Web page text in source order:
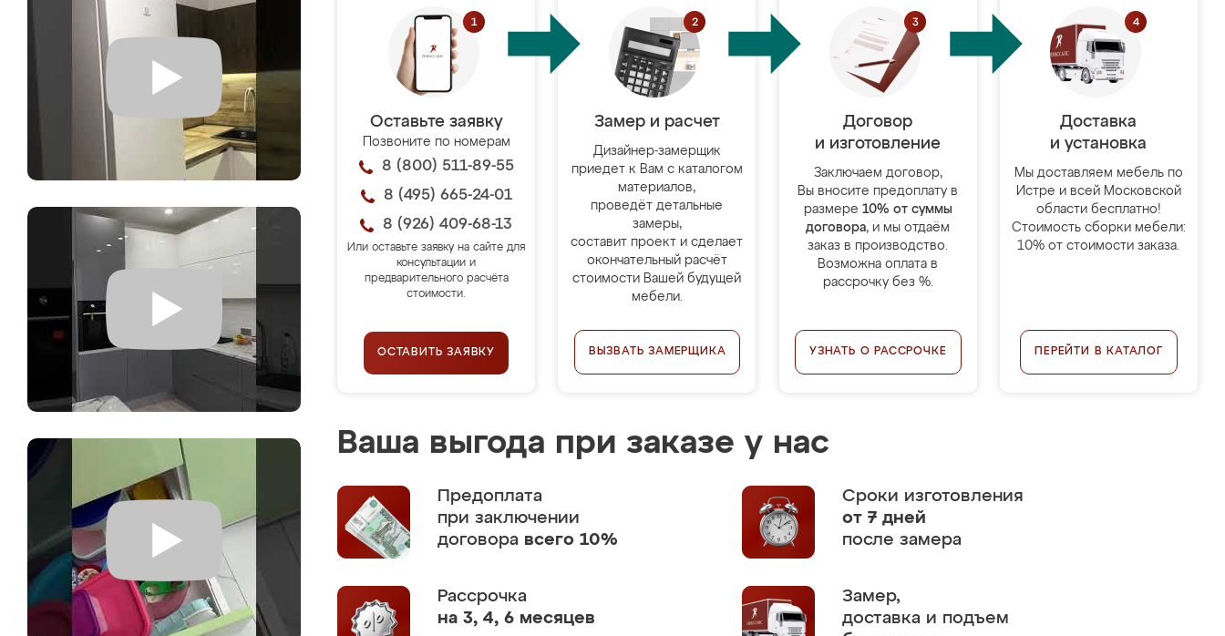
Оставьте заявку
Позвоните по номерам
8 (800) 511-89-55
8 (495) 665-24-01
8 (926) 409-68-13
Или оставьте заявку на сайте для
консультации и
предварительного расчёта
стоимости.
ОСТАВИТЬ ЗАЯВКУ
Замер и расчет
Дизайнер-замерщик
приедет к Вам с каталогом
материалов,
проведёт детальные
замеры,
составит проект и сделает
окончательный расчёт
стоимости Вашей будущей
мебели.
ВЫЗВАТЬ ЗАМЕРЩИКА
Договор
и изготовление
Заключаем договор,
Вы вносите предоплату в
размере 10% от суммы
договора, и мы отдаём
заказ в производство.
Возможна оплата в
рассрочку без %.
УЗНАТЬ О РАССРОЧКЕ
Доставка
и установка
Мы доставляем мебель по
Истре и всей Московской
области бесплатно!
Стоимость сборки мебели:
10% от стоимости заказа.
ПЕРЕЙТИ В КАТАЛОГ
Ваша выгода при заказе у нас
Предоплата
при заключении
договора всего 10%
Сроки изготовления
от 7 дней
после замера
Рассрочка
на 3, 4, 6 месяцев
Замер,
доставка и подъем